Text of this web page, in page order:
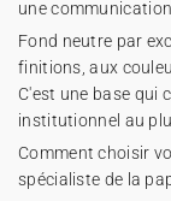
une
Fond neutre par
finitions, aux
C'est une base qui
institutionnel au
Comment choisir
spécialiste de la